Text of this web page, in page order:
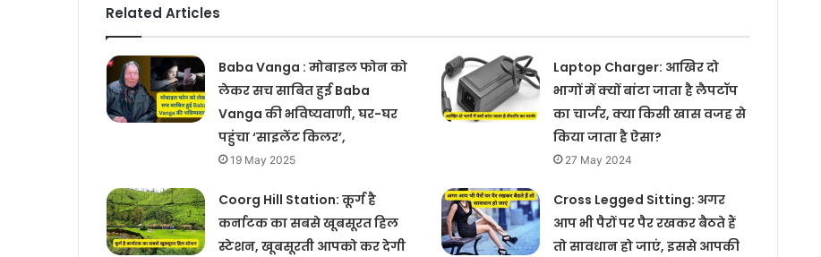
Related Articles
Baba Vanga : मोबाइल फोन को
लेकर सच साबित हुई Baba
Vanga की भविष्यवाणी, घर-घर
पहुंचा ‘साइलेंट किलर’,
19 May 2025
Laptop Charger: आखिर दो
भागों में क्यों बांटा जाता है लैपटॉप
का चार्जर, क्या किसी खास वजह से
किया जाता है ऐसा?
27 May 2024
Coorg Hill Station: कूर्ग है
कर्नाटक का सबसे खूबसूरत हिल
स्टेशन, खूबसूरती आपको कर देगी
Cross Legged Sitting: अगर
आप भी पैरों पर पैर रखकर बैठते हैं
तो सावधान हो जाएं, इससे आपकी